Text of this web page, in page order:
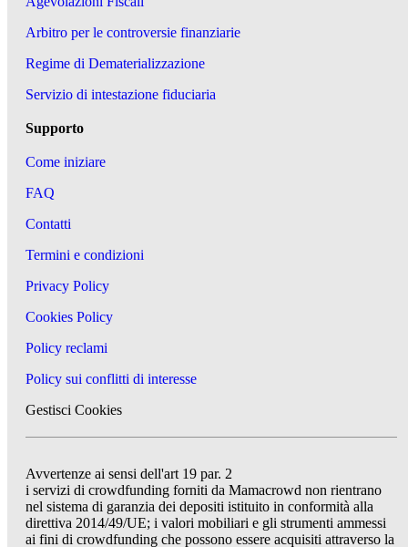
Arbitro per le controversie finanziarie
Regime di Dematerializzazione
Servizio di intestazione fiduciaria
Supporto
Come iniziare
FAQ
Contatti
Termini e condizioni
Privacy Policy
Cookies Policy
Policy reclami
Policy sui conflitti di interesse
Gestisci Cookies
Avvertenze ai sensi dell'art 19 par. 2
i servizi di crowdfunding forniti da Mamacrowd non rientrano
nel sistema di garanzia dei depositi istituito in conformità alla
direttiva 2014/49/UE; i valori mobiliari e gli strumenti ammessi
ai fini di crowdfunding che possono essere acquisiti attraverso la